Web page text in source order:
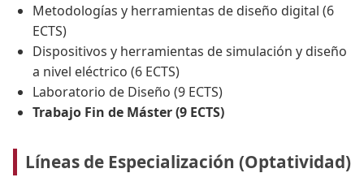
Metodologías y herramientas de diseño digital (6
ECTS)
Dispositivos y herramientas de simulación y diseño
a nivel eléctrico (6 ECTS)
Laboratorio de Diseño (9 ECTS)
Trabajo Fin de Máster (9 ECTS)
Líneas de Especialización (Optatividad)